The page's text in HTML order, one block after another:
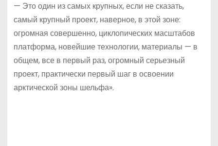
— Это один из самых крупных, если не сказать,
самый крупный проект, наверное, в этой зоне:
огромная совершенно, циклопических масштабов
платформа, новейшие технологии, материалы — в
общем, все в первый раз, огромный серьезный
проект, практически первый шаг в освоении
арктической зоны шельфа».